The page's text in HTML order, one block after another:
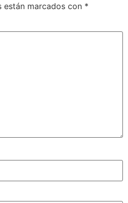
marcados con *